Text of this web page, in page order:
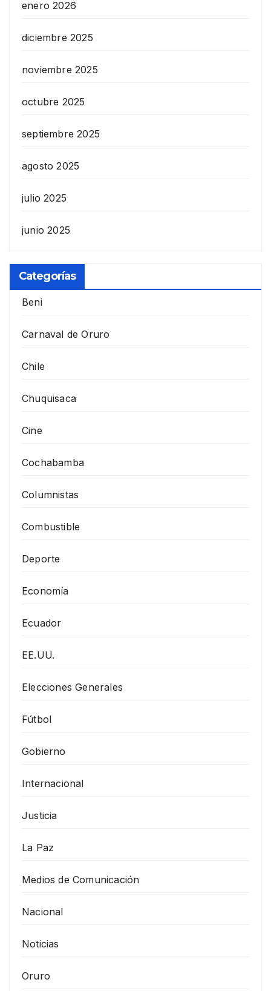
enero 2026
diciembre 2025
noviembre 2025
octubre 2025
septiembre 2025
agosto 2025
julio 2025
junio 2025
Categorías
Beni
Carnaval de Oruro
Chile
Chuquisaca
Cine
Cochabamba
Columnistas
Combustible
Deporte
Economía
Ecuador
EE.UU.
Elecciones Generales
Fútbol
Gobierno
Internacional
Justicia
La Paz
Medios de Comunicación
Nacional
Noticias
Oruro